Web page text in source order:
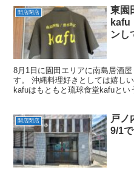
開店閉店
東園
kafu
ンし
8月1日に園田エリアに南島居酒
す。 沖縄料理好きとしては嬉し
kafuはもともと琉球食堂kafuとい
開店閉店
戸ノ
9/1